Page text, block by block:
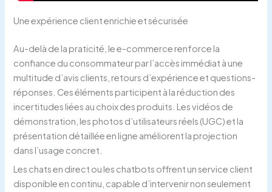
Une expérience client enrichie et sécurisée
Au-delà de la praticité, le e-commerce renforce la
confiance du consommateur par l’accès immédiat à une
multitude d’avis clients, retours d’expérience et questions-
réponses. Ces éléments participent à la réduction des
incertitudes liées au choix des produits. Les vidéos de
démonstration, les photos d’utilisateurs réels (UGC) et la
présentation détaillée en ligne améliorent la projection
dans l’usage concret.
Les chats en direct ou les chatbots offrent un service client
disponible en continu, capable d’intervenir non seulement